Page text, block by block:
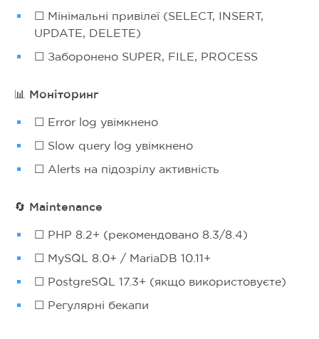
☐ Мінімальні привілеї (SELECT, INSERT,
UPDATE, DELETE)
☐ Заборонено SUPER, FILE, PROCESS
📊 Моніторинг
☐ Error log увімкнено
☐ Slow query log увімкнено
☐ Alerts на підозрілу активність
🔄 Maintenance
☐ PHP 8.2+ (рекомендовано 8.3/8.4)
☐ MySQL 8.0+ / MariaDB 10.11+
☐ PostgreSQL 17.3+ (якщо використовуєте)
☐ Регулярні бекапи